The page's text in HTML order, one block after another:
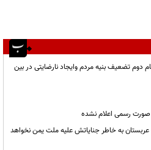
دوم تضعیف بنیه مردم وایجاد نارضایتی در بین
صورت رسمی اعلام نشده
به خاطر جنایاتش علیه ملت یمن نخواهد